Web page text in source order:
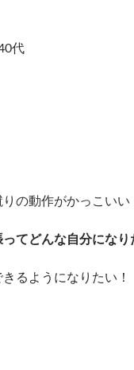
代
の動作がかっこいい
てどんな自分になり
るようになりたい！